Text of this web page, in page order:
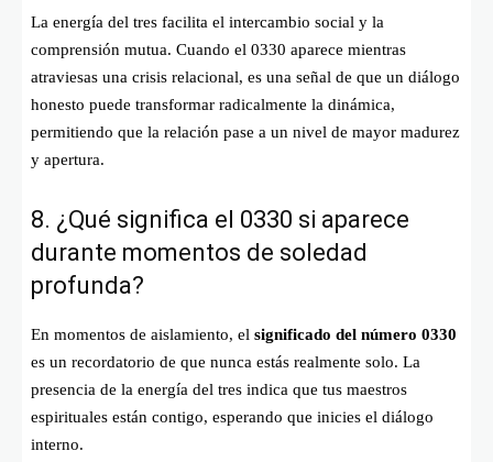
La energía del tres facilita el intercambio social y la
comprensión mutua. Cuando el 0330 aparece mientras
atraviesas una crisis relacional, es una señal de que un diálogo
honesto puede transformar radicalmente la dinámica,
permitiendo que la relación pase a un nivel de mayor madurez
y apertura.
8. ¿Qué significa el 0330 si aparece
durante momentos de soledad
profunda?
En momentos de aislamiento, el significado del número 0330
es un recordatorio de que nunca estás realmente solo. La
presencia de la energía del tres indica que tus maestros
espirituales están contigo, esperando que inicies el diálogo
interno.